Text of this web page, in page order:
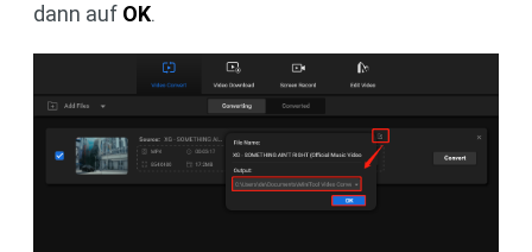
dann auf OK.